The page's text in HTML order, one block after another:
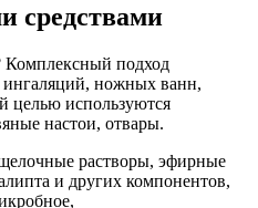
средствами
Комплексный подход
ингаляций, ножных ванн,
целью используются
настои, отвары.
растворы, эфирные
и других компонентов,